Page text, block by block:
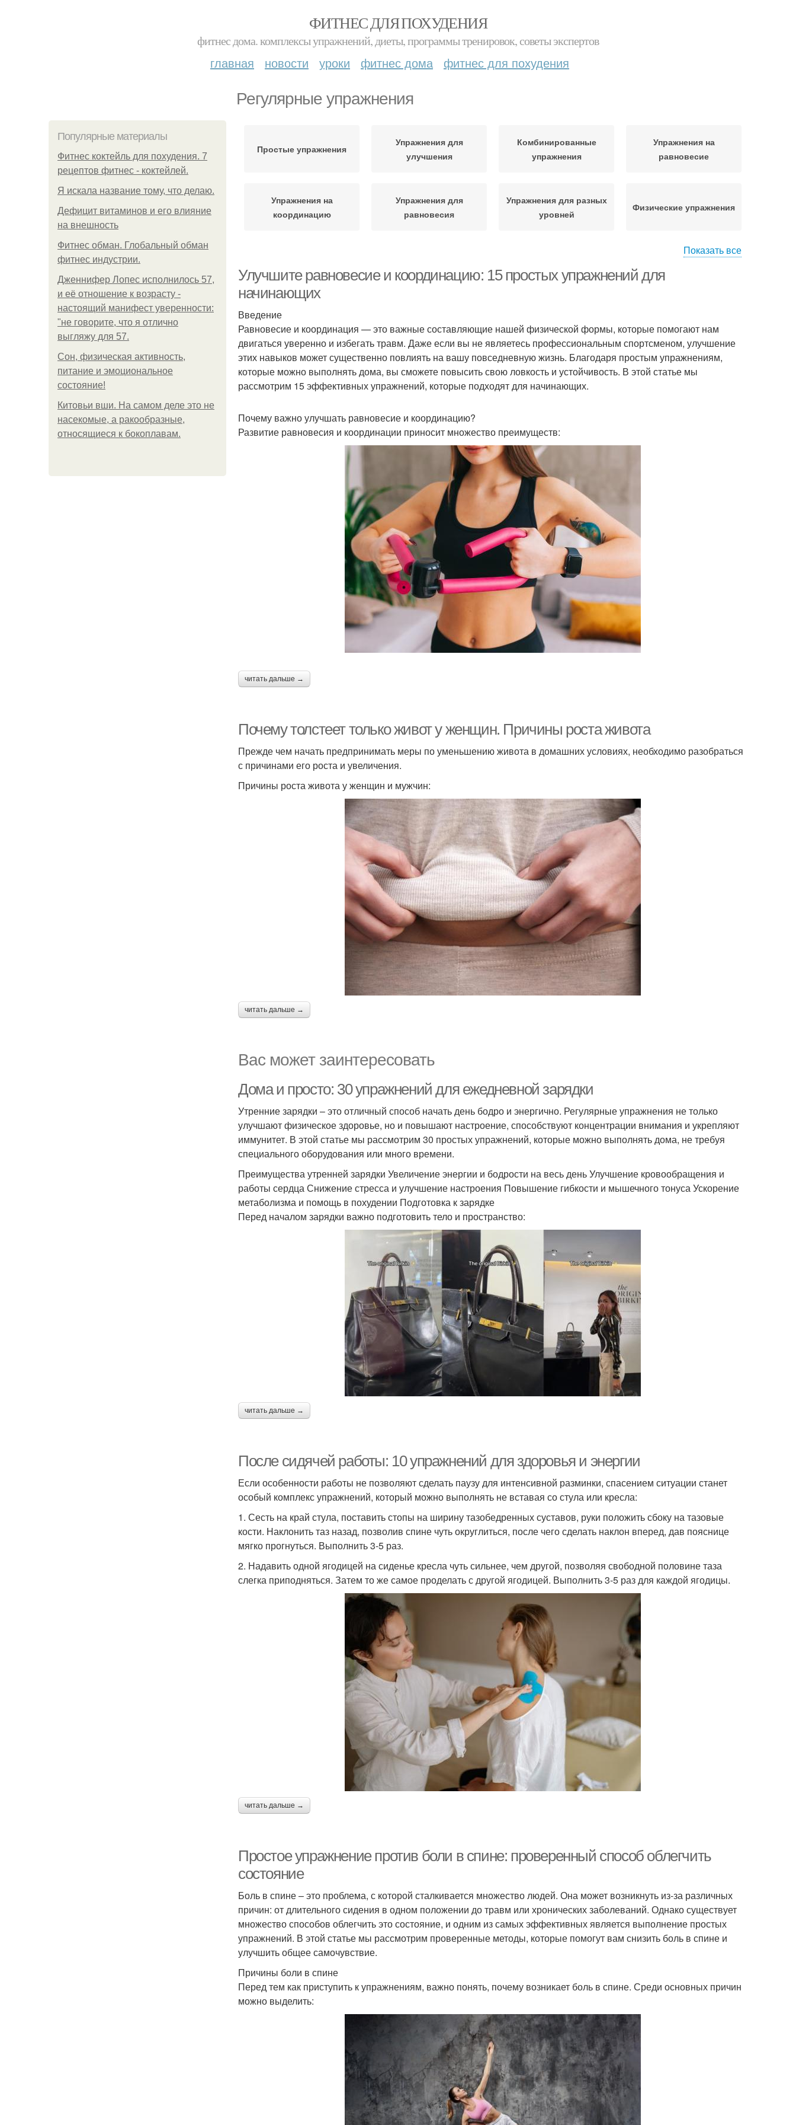
ФИТНЕС ДЛЯ ПОХУДЕНИЯ
фитнес дома. комплексы упражнений, диеты, программы тренировок, советы экспертов
главная новости уроки фитнес дома фитнес для похудения
Регулярные упражнения
Популярные материалы
Фитнес коктейль для похудения. 7
рецептов фитнес - коктейлей.
Я искала название тому, что делаю.
Дефицит витаминов и его влияние
на внешность
Фитнес обман. Глобальный обман
фитнес индустрии.
Дженнифер Лопес исполнилось 57,
и её отношение к возрасту -
настоящий манифест уверенности:
"не говорите, что я отлично
выгляжу для 57.
Сон, физическая активность,
питание и эмоциональное
состояние!
Китовьи вши. На самом деле это не
насекомые, а ракообразные,
относящиеся к бокоплавам.
Простые упражнения
Упражнения для
улучшения
Комбинированные
упражнения
Упражнения на
равновесие
Упражнения на
координацию
Упражнения для
равновесия
Упражнения для разных
уровней
Физические упражнения
Показать все
Улучшите равновесие и координацию: 15 простых упражнений для
начинающих
Введение
Равновесие и координация — это важные составляющие нашей физической формы, которые помогают нам
двигаться уверенно и избегать травм. Даже если вы не являетесь профессиональным спортсменом, улучшение
этих навыков может существенно повлиять на вашу повседневную жизнь. Благодаря простым упражнениям,
которые можно выполнять дома, вы сможете повысить свою ловкость и устойчивость. В этой статье мы
рассмотрим 15 эффективных упражнений, которые подходят для начинающих.
Почему важно улучшать равновесие и координацию?
Развитие равновесия и координации приносит множество преимуществ:
читать дальше →
Почему толстеет только живот у женщин. Причины роста живота
Прежде чем начать предпринимать меры по уменьшению живота в домашних условиях, необходимо разобраться
с причинами его роста и увеличения.
Причины роста живота у женщин и мужчин:
читать дальше →
Вас может заинтересовать
Дома и просто: 30 упражнений для ежедневной зарядки
Утренние зарядки – это отличный способ начать день бодро и энергично. Регулярные упражнения не только
улучшают физическое здоровье, но и повышают настроение, способствуют концентрации внимания и укрепляют
иммунитет. В этой статье мы рассмотрим 30 простых упражнений, которые можно выполнять дома, не требуя
специального оборудования или много времени.
Преимущества утренней зарядки Увеличение энергии и бодрости на весь день Улучшение кровообращения и
работы сердца Снижение стресса и улучшение настроения Повышение гибкости и мышечного тонуса Ускорение
метаболизма и помощь в похудении Подготовка к зарядке
Перед началом зарядки важно подготовить тело и пространство:
читать дальше →
После сидячей работы: 10 упражнений для здоровья и энергии
Если особенности работы не позволяют сделать паузу для интенсивной разминки, спасением ситуации станет
особый комплекс упражнений, который можно выполнять не вставая со стула или кресла:
1. Сесть на край стула, поставить стопы на ширину тазобедренных суставов, руки положить сбоку на тазовые
кости. Наклонить таз назад, позволив спине чуть округлиться, после чего сделать наклон вперед, дав пояснице
мягко прогнуться. Выполнить 3-5 раз.
2. Надавить одной ягодицей на сиденье кресла чуть сильнее, чем другой, позволяя свободной половине таза
слегка приподняться. Затем то же самое проделать с другой ягодицей. Выполнить 3-5 раз для каждой ягодицы.
читать дальше →
Простое упражнение против боли в спине: проверенный способ облегчить
состояние
Боль в спине – это проблема, с которой сталкивается множество людей. Она может возникнуть из-за различных
причин: от длительного сидения в одном положении до травм или хронических заболеваний. Однако существует
множество способов облегчить это состояние, и одним из самых эффективных является выполнение простых
упражнений. В этой статье мы рассмотрим проверенные методы, которые помогут вам снизить боль в спине и
улучшить общее самочувствие.
Причины боли в спине
Перед тем как приступить к упражнениям, важно понять, почему возникает боль в спине. Среди основных причин
можно выделить: